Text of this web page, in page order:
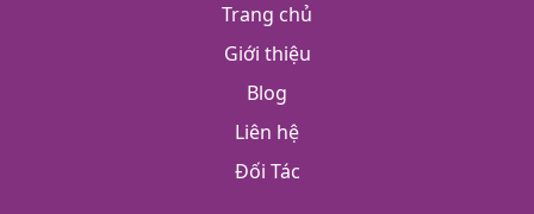
Trang chủ
Giới thiệu
Blog
Liên hệ
Đối Tác